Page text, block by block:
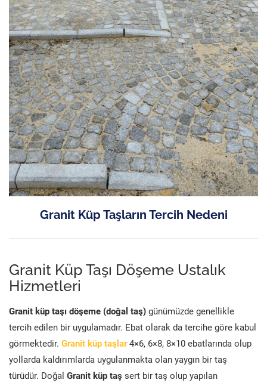
Granit Küp Taşların Tercih Nedeni
Granit Küp Taşı Döşeme Ustalık
Hizmetleri
Granit küp taşı döşeme (doğal taş) günümüzde genellikle
tercih edilen bir uygulamadır. Ebat olarak da tercihe göre kabul
görmektedir. Granit küp taşlar 4×6, 6×8, 8×10 ebatlarında olup
yollarda kaldırımlarda uygulanmakta olan yaygın bir taş
türüdür. Doğal Granit küp taş sert bir taş olup yapılan